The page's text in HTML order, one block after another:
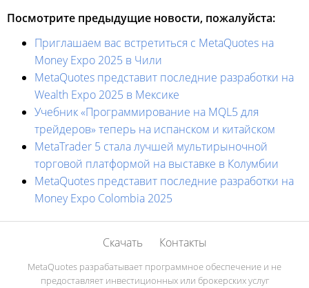
Посмотрите предыдущие новости, пожалуйста:
Приглашаем вас встретиться с MetaQuotes на
Money Expo 2025 в Чили
MetaQuotes представит последние разработки на
Wealth Expo 2025 в Мексике
Учебник «Программирование на MQL5 для
трейдеров» теперь на испанском и китайском
MetaTrader 5 стала лучшей мультирыночной
торговой платформой на выставке в Колумбии
MetaQuotes представит последние разработки на
Money Expo Colombia 2025
Скачать Контакты
MetaQuotes разрабатывает программное обеспечение и не
предоставляет инвестиционных или брокерских услуг